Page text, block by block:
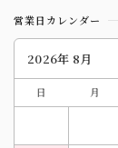
営業日カレンダー
2026年 8月
日 月